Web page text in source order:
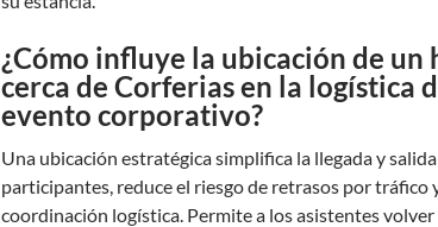
¿Cómo influye la ubicación de un
cerca de Corferias en la logística
evento corporativo?
Una ubicación estratégica simplifica la llegada y
participantes, reduce el riesgo de retrasos por tráfico
coordinación logística. Permite a los asistentes